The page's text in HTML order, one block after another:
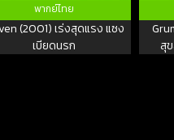
พากย์ไทย
(2001) เร่งสุดแรง แซง
เบียดนรก
สุ